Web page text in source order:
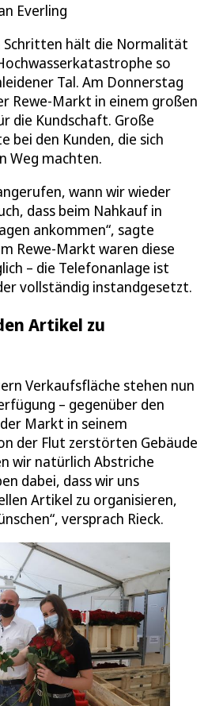
Everling
Schritten hält die Normalität
so
Tal. Am Donnerstag
Rewe-Markt in einem großen
die Kundschaft. Große
bei den Kunden, die sich
Weg machten.
wann wir wieder
dass beim Nahkauf in
ankommen“, sagte
Rewe-Markt waren diese
– die Telefonanlage ist
vollständig instandgesetzt.
Artikel zu
Verkaufsfläche stehen nun
– gegenüber den
Markt in seinem
der Flut zerstörten Gebäude
wir natürlich Abstriche
dabei, dass wir uns
Artikel zu organisieren,
versprach Rieck.